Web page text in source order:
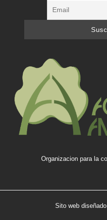
Organizacion para la
Sito web